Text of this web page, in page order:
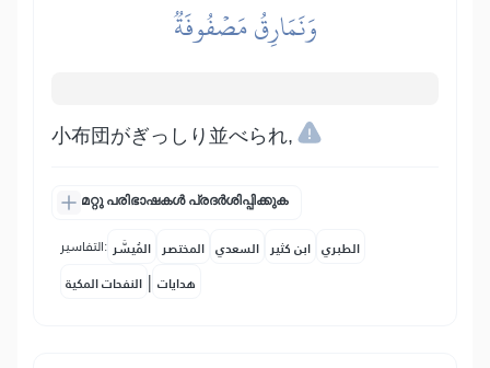
وَنَمَارِقُ مَصۡفُوفَةٞ
小布団がぎっしり並べられ,
മറ്റു പരിഭാഷകൾ പ്രദർശിപ്പിക്കുക
التفاسير: المُيسَّر المختصر السعدي ابن كثير الطبري
النفحات المكية | هدايات